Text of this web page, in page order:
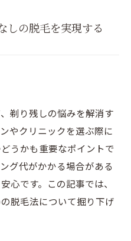
しの脱毛を実現する
剃り残しの悩みを解消す
やクリニックを選ぶ際に
うかも重要なポイントで
グ代がかかる場合がある
心です。この記事では、
脱毛法について掘り下げ